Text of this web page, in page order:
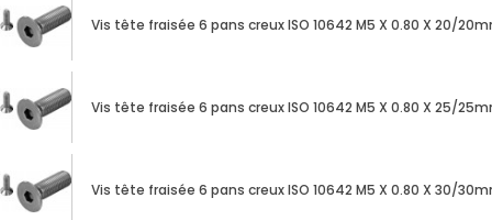
Vis tête fraisée 6 pans creux ISO 10642 M5 X 0.80 X 20/
Vis tête fraisée 6 pans creux ISO 10642 M5 X 0.80 X 25/
Vis tête fraisée 6 pans creux ISO 10642 M5 X 0.80 X 30/